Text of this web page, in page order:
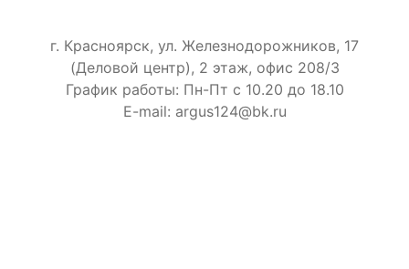
г. Красноярск, ул. Железнодорожников, 17
(Деловой центр), 2 этаж, офис 208/3
График работы: Пн-Пт с 10.20 до 18.10
E-mail: argus124@bk.ru